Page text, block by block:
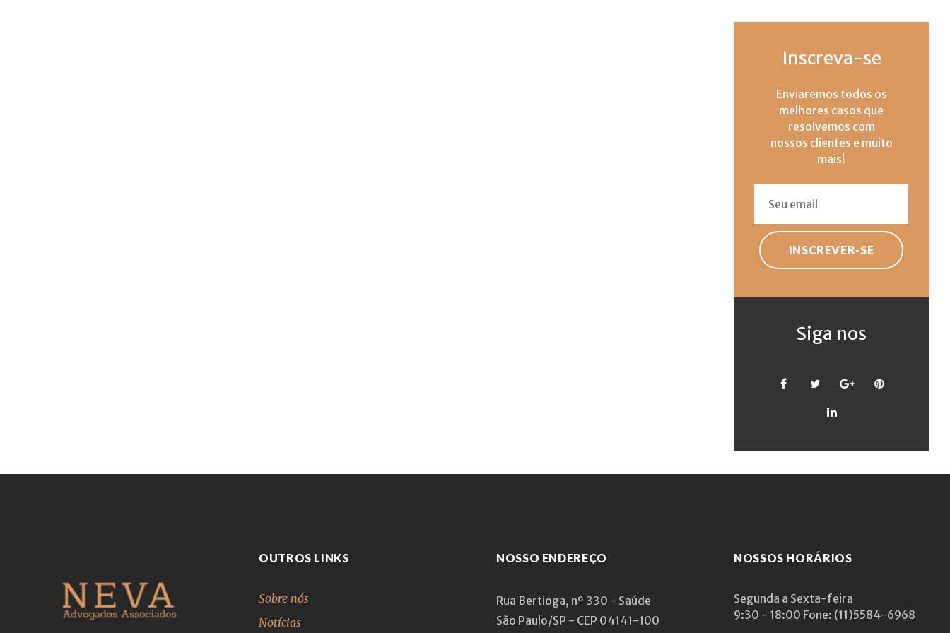
Inscreva-se
Enviaremos todos os
melhores casos que
resolvemos com
nossos clientes e muito
mais!
INSCREVER-SE
Siga nos
FacebookTwitter
OUTROS LINKS
Sobre nós
Notícias
NOSSO ENDEREÇO
Rua Bertioga, nº 330 - Saúde
São Paulo/SP - CEP 04141-100
NOSSOS HORÁRIOS
Segunda a Sexta-feira
9:30 - 18:00 Fone: (11)5584-6968